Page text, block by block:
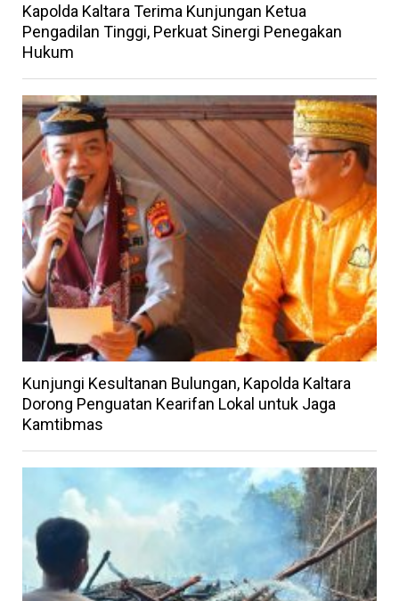
Kapolda Kaltara Terima Kunjungan Ketua
Pengadilan Tinggi, Perkuat Sinergi Penegakan
Hukum
Kunjungi Kesultanan Bulungan, Kapolda Kaltara
Dorong Penguatan Kearifan Lokal untuk Jaga
Kamtibmas